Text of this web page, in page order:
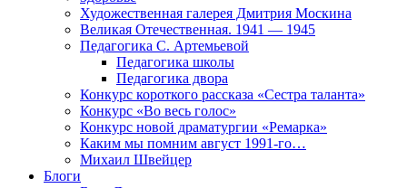
Художественная галерея Дмитрия Москина
Великая Отечественная. 1941 — 1945
Педагогика С. Артемьевой
Педагогика школы
Педагогика двора
Конкурс короткого рассказа «Сестра таланта»
Конкурс «Во весь голос»
Конкурс новой драматургии «Ремарка»
Каким мы помним август 1991-го…
Михаил Швейцер
Блоги